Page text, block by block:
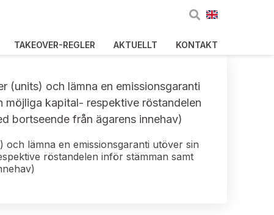
TAKEOVER-REGLER AKTUELLT KONTAKT
(units) och lämna en emissionsgaranti
möjliga kapital- respektive röstandelen
bortseende från ägarens innehav)
lämna en emissionsgaranti utöver sin
röstandelen inför stämman samt